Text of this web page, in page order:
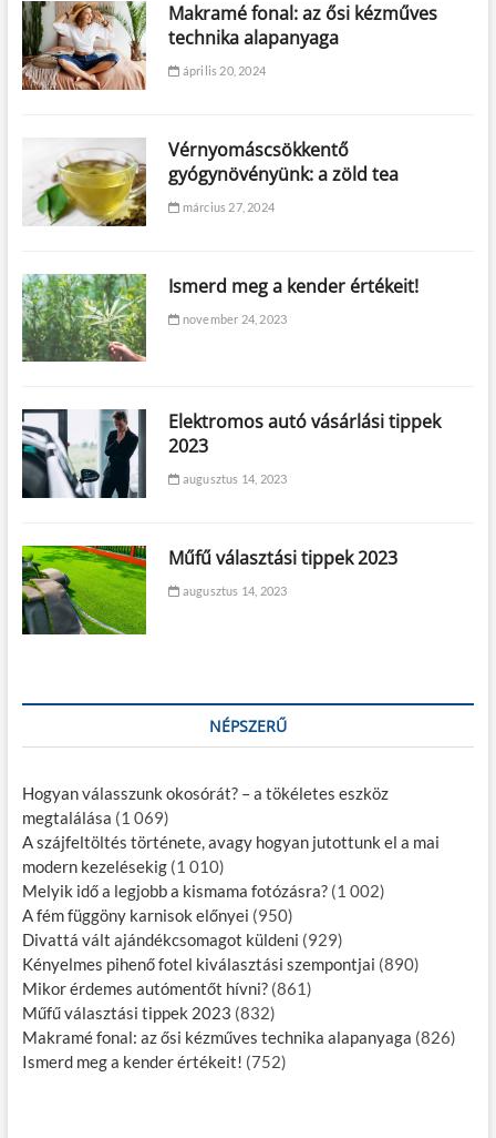
Makramé fonal: az ősi kézműves
technika alapanyaga
április 20, 2024
Vérnyomáscsökkentő
gyógynövényünk: a zöld tea
március 27, 2024
Ismerd meg a kender értékeit!
november 24, 2023
Elektromos autó vásárlási tippek
2023
augusztus 14, 2023
Műfű választási tippek 2023
augusztus 14, 2023
NÉPSZERŰ
Hogyan válasszunk okosórát? – a tökéletes eszköz
megtalálása (1 069)
A szájfeltöltés története, avagy hogyan jutottunk el a mai
modern kezelésekig (1 010)
Melyik idő a legjobb a kismama fotózásra? (1 002)
A fém függöny karnisok előnyei (950)
Divattá vált ajándékcsomagot küldeni (929)
Kényelmes pihenő fotel kiválasztási szempontjai (890)
Mikor érdemes autómentőt hívni? (861)
Műfű választási tippek 2023 (832)
Makramé fonal: az ősi kézműves technika alapanyaga (826)
Ismerd meg a kender értékeit! (752)